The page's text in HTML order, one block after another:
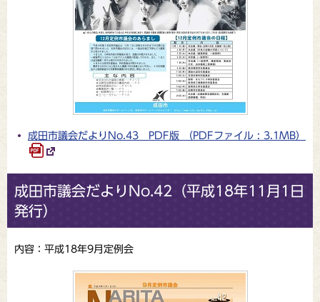
成田市議会だよりNo.43 PDF版 （PDFファイル : 3.1MB）
成田市議会だよりNo.42（平成18年11月1日
発行）
内容：平成18年9月定例会